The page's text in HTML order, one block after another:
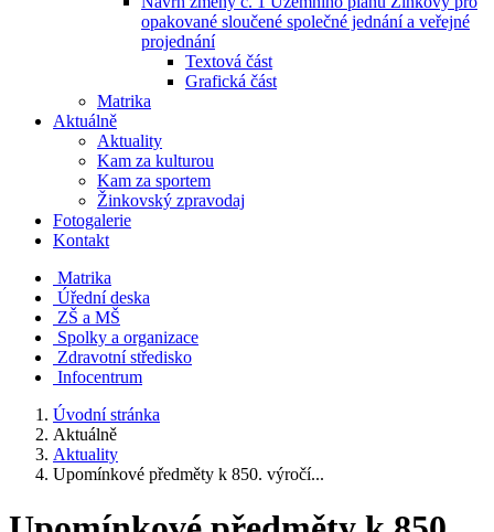
opakované sloučené společné jednání a veřejné
projednání
Textová část
Grafická část
Matrika
Aktuálně
Aktuality
Kam za kulturou
Kam za sportem
Žinkovský zpravodaj
Fotogalerie
Kontakt
Matrika
Úřední deska
ZŠ a MŠ
Spolky a organizace
Zdravotní středisko
Infocentrum
Úvodní stránka
Aktuálně
Aktuality
Upomínkové předměty k 850. výročí...